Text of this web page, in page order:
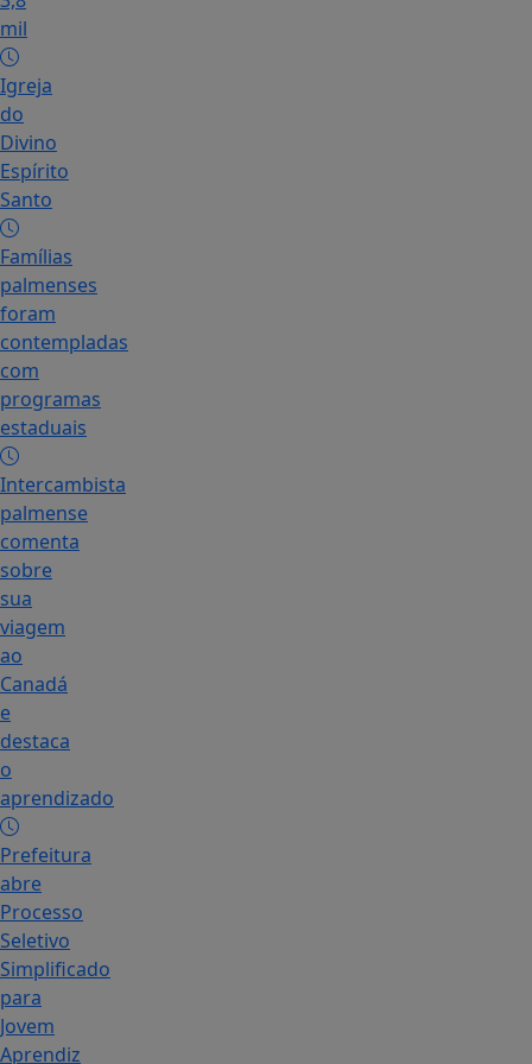
mil
Igreja
do
Divino
Espírito
Santo
Famílias
palmenses
foram
contempladas
com
programas
estaduais
Intercambista
palmense
comenta
sobre
sua
viagem
ao
Canadá
e
destaca
o
aprendizado
Prefeitura
abre
Processo
Seletivo
Simplificado
para
Jovem
Aprendiz